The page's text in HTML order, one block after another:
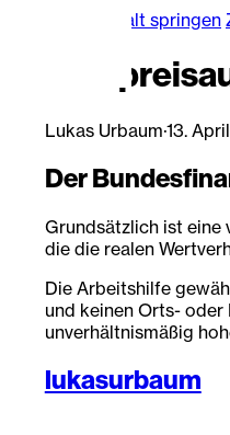
Zum Hauptinhalt springen
Lukas Urbaum·13.
Der
Grundsätzlich ist eine
die die realen
Die Arbeitshilfe
und keinen Orts-
unverhältnismäßig
lukasurbaum